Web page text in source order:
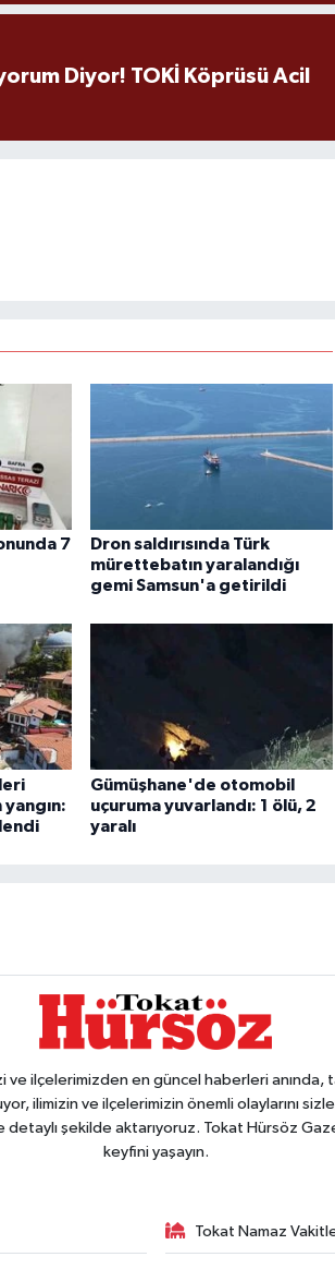
Diyor! TOKİ Köprüsü Acil
7
Dron saldırısında Türk
mürettebatın yaralandığı
gemi Samsun'a getirildi
Gümüşhane'de otomobil
uçuruma yuvarlandı: 1 ölü, 2
yaralı
ilçelerimizden en güncel haberleri
ilimizin ve ilçelerimizin önemli olaylarını
şekilde aktarıyoruz. Tokat Hürsöz
keyfini yaşayın.
Tokat Namaz